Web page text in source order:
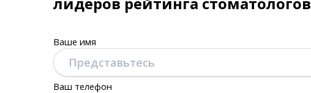
Ваше имя
Ваш телефон